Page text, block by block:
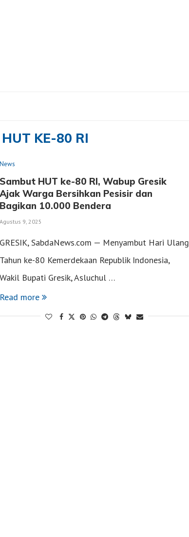
KE-80 RI
News
Sambut HUT ke-80 RI, Wabup Gresik
Ajak Warga Bersihkan Pesisir dan
Bagikan 10.000 Bendera
Agustus 9, 2025
GRESIK, SabdaNews.com — Menyambut Hari Ulang
Tahun ke-80 Kemerdekaan Republik Indonesia,
Wakil Bupati Gresik, Asluchul …
Read more